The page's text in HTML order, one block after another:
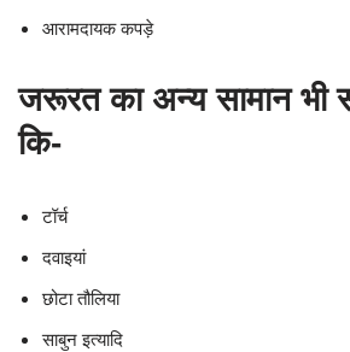
आरामदायक कपड़े
जरूरत का अन्य सामान
कि-
टॉर्च
दवाइयां
छोटा तौलिया
साबुन इत्यादि